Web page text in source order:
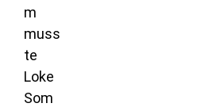
m
muss
te
Loke
Som